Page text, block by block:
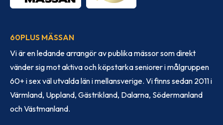
60PLUS MÄSSAN
Vi är en ledande arrangör av publika mässor som direkt
vänder sig mot aktiva och köpstarka seniorer i målgruppen
60+ i sex väl utvalda län i mellansverige. Vi finns sedan 2011 i
Värmland, Uppland, Gästrikland, Dalarna, Södermanland
och Västmanland.